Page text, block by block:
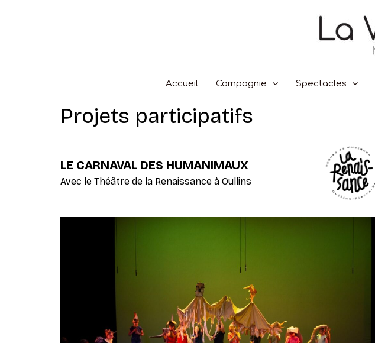
Accueil Compagnie Spectacles
Projets participatifs
LE CARNAVAL DES HUMANIMAUX
Avec le Théâtre de la Renaissance à Oullins